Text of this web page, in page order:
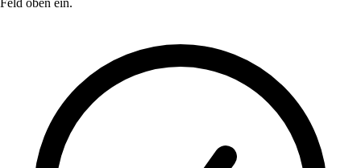
Feld oben ein.